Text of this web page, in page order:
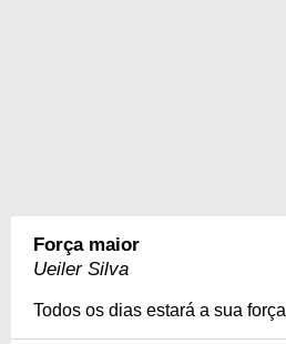
Força maior
Ueiler Silva
Todos os dias estará a sua